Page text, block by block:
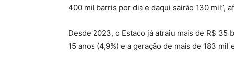
400 mil barris por dia e daqui sairão 130 mil”,
Desde 2023, o Estado já atraiu mais de R$
15 anos (4,9%) e a geração de mais de 183